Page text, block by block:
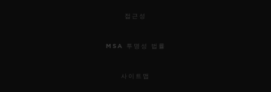
접근성
MSA 투명성 법률
사이트맵